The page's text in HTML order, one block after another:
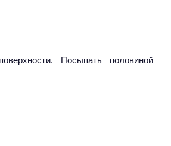
Посыпать половиной